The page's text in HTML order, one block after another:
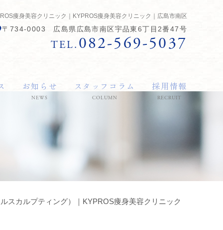
痩身美容クリニック｜KYPROS痩身美容クリニック｜広島市南区
〒734-0003 広島県広島市南区宇品東6丁目2番47号
TEL. 082-569-5037
お知らせ
NEWS
スタッフコラム
COLUMN
採用情報
RECRUIT
スカルプティング）｜KYPROS痩身美容クリニック